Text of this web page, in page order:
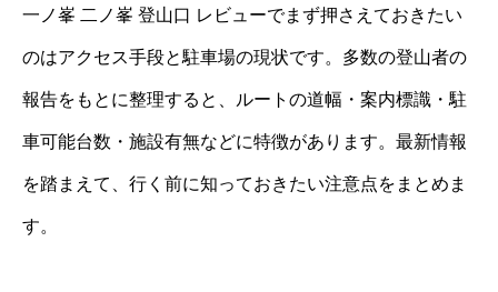
一ノ峯 二ノ峯 登山口 レビューでまず押さえておきたい
のはアクセス手段と駐車場の現状です。多数の登山者の
報告をもとに整理すると、ルートの道幅・案内標識・駐
車可能台数・施設有無などに特徴があります。最新情報
を踏まえて、行く前に知っておきたい注意点をまとめま
す。